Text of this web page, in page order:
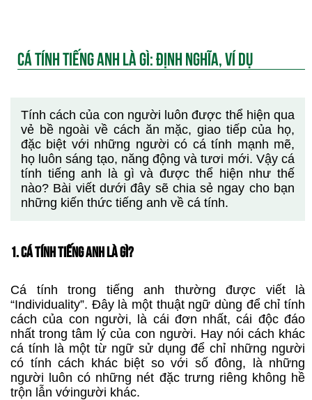
CÁ TÍNH TIẾNG ANH LÀ GÌ: ĐỊNH NGHĨA, VÍ DỤ
Tính cách của con người luôn được thể hiện qua
vẻ bề ngoài về cách ăn mặc, giao tiếp của họ,
đặc biệt với những người có cá tính mạnh mẽ,
họ luôn sáng tạo, năng động và tươi mới. Vậy cá
tính tiếng anh là gì và được thể hiện như thế
nào? Bài viết dưới đây sẽ chia sẻ ngay cho bạn
những kiến thức tiếng anh về cá tính.
1. CÁ TÍNH TIẾNG ANH LÀ GÌ?
Cá tính trong tiếng anh thường được viết là
“Individuality”. Đây là một thuật ngữ dùng để chỉ tính
cách của con người, là cái đơn nhất, cái độc đáo
nhất trong tâm lý của con người. Hay nói cách khác
cá tính là một từ ngữ sử dụng để chỉ những người
có tính cách khác biệt so với số đông, là những
người luôn có những nét đặc trưng riêng không hề
trộn lẫn vớingười khác.